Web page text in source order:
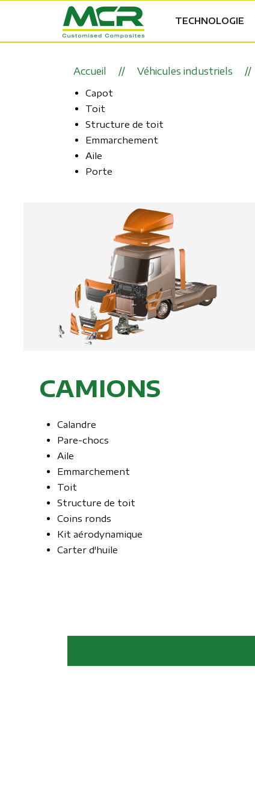
TECHNOLOGIE
Accueil Véhicules industriels
Capot
Toit
Structure de toit
Emmarchement
Aile
Porte
CAMIONS
Calandre
Pare-chocs
Aile
Emmarchement
Toit
Structure de toit
Coins ronds
Kit aérodynamique
Carter d'huile